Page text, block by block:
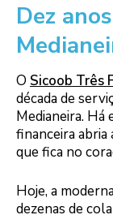
Dez
O Sicoob Três
década de
Medianeira. Há
financeira
que fica no
Hoje, a
dezenas de